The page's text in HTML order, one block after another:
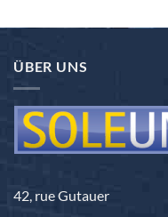
ÜBER UNS
42, rue Gutauer